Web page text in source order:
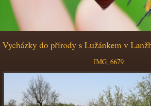
Vycházky do přírody s Lužánkem v
IMG_6679